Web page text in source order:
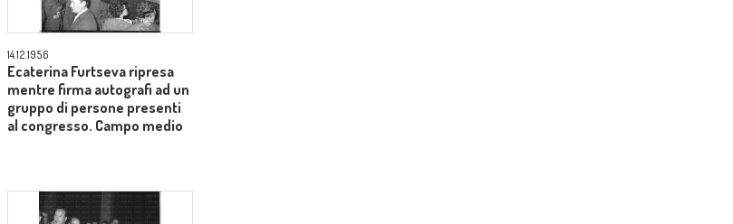
14.12.1956
Ecaterina Furtseva ripresa
mentre firma autografi ad un
gruppo di persone presenti
al congresso. Campo medio